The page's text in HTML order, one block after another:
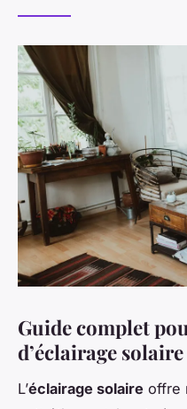
Guide complet
d’éclairage
L’éclairage solaire offre